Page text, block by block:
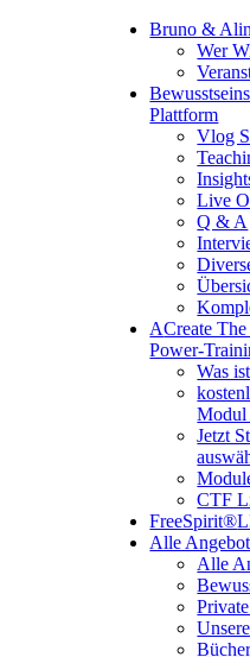
Bruno &
Wer
Plattform
Vlog
Live
Q & A
ACreate
Power-
Was
Modul
Jetzt
CTF
FreeSpirit®
Alle
Alle